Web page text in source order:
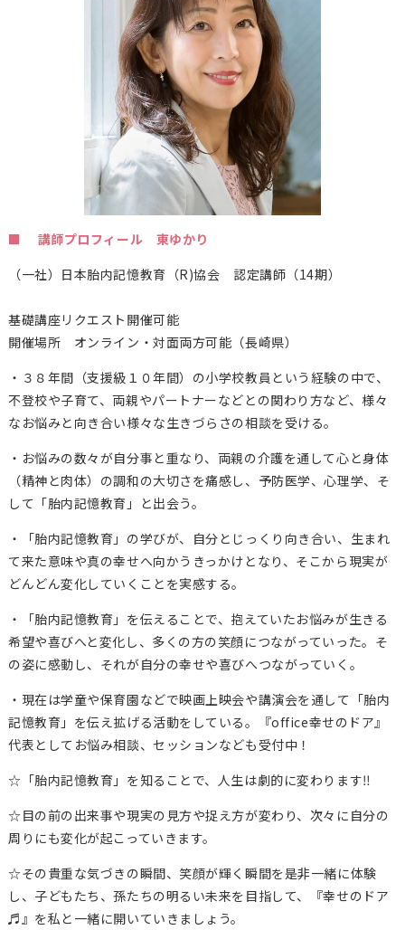
■ 講師プロフィール 東ゆかり
（一社）日本胎内記憶教育（R)協会 認定講師（14期）
基礎講座リクエスト開催可能
開催場所 オンライン・対面両方可能（長崎県）
・３８年間（支援級１０年間）の小学校教員という経験の中で、
不登校や子育て、両親やパートナーなどとの関わり方など、様々
なお悩みと向き合い様々な生きづらさの相談を受ける。
・お悩みの数々が自分事と重なり、両親の介護を通して心と身体
（精神と肉体）の調和の大切さを痛感し、予防医学、心理学、そ
して「胎内記憶教育」と出会う。
・「胎内記憶教育」の学びが、自分とじっくり向き合い、生まれ
て来た意味や真の幸せへ向かうきっかけとなり、そこから現実が
どんどん変化していくことを実感する。
・「胎内記憶教育」を伝えることで、抱えていたお悩みが生きる
希望や喜びへと変化し、多くの方の笑顔につながっていった。そ
の姿に感動し、それが自分の幸せや喜びへつながっていく。
・現在は学童や保育園などで映画上映会や講演会を通して「胎内
記憶教育」を伝え拡げる活動をしている。『office幸せのドア』
代表としてお悩み相談、セッションなども受付中！
☆「胎内記憶教育」を知ることで、人生は劇的に変わります‼
☆目の前の出来事や現実の見方や捉え方が変わり、次々に自分の
周りにも変化が起こっていきます。
☆その貴重な気づきの瞬間、笑顔が輝く瞬間を是非一緒に体験
し、子どもたち、孫たちの明るい未来を目指して、『幸せのドア
♬』を私と一緒に開いていきましょう。